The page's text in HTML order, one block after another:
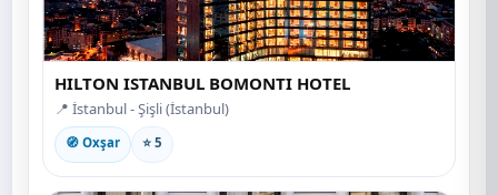
HILTON ISTANBUL BOMONTI HOTEL
📍 İstanbul - Şişli (İstanbul)
🧭 Oxşar ⭐ 5